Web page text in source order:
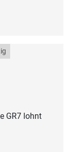
GR7 lohnt